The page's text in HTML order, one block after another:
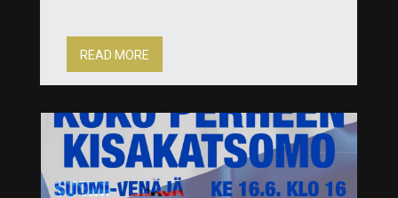
READ MORE